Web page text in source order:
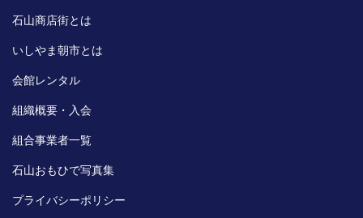
石山商店街とは
いしやま朝市とは
会館レンタル
組織概要・入会
組合事業者一覧
石山おもひで写真集
プライバシーポリシー